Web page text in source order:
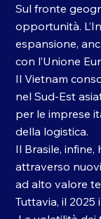
Sul fronte
opportunità.
espansione,
con l’Unione
Il Vietnam
nel Sud-Est
per le imprese
della logistica.
Il Brasile,
attraverso
ad alto valore
Tuttavia, il